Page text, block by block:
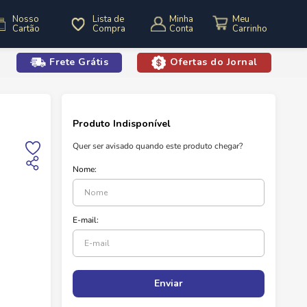
Nosso
Cartão
Lista de
Compra
Minha
Conta
Frete Grátis Ofertas do Jornal
Enviar